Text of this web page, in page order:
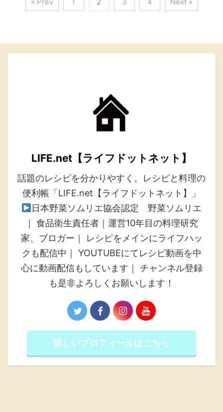
LIFE.net【ライフドットネット】
話題のレシピを分かりやすく。レシピと料理の
便利帳「LIFE.net【ライフドットネット】」
日本野菜ソムリエ協会認定 野菜ソムリエ
｜ 食品衛生責任者｜運営10年目の料理研究
家、ブロガー｜ レシピをメインにライフハッ
クも配信中｜ YOUTUBEにてレシピ動画を中
心に動画配信もしています｜ チャンネル登録
も是非よろしくお願いします！
詳しいプロフィールはこちら